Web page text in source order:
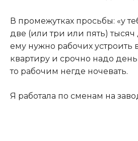
В промежутках просьбы: «у
две (или три или пять) тысяч
ему нужно рабочих устроить
квартиру и срочно надо
то рабочим негде ночевать.
Я работала по сменам на